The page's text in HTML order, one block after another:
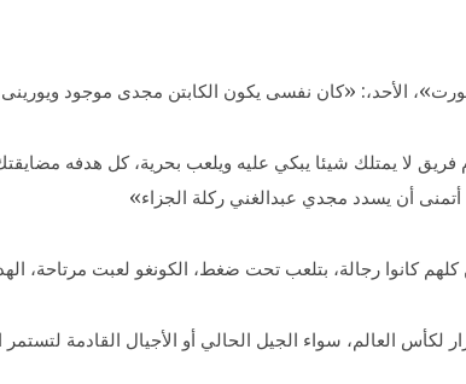
الأحد،: «كان نفسى يكون الكابتن مجدى موجود
لا يمتلك شيئا يبكي عليه ويلعب بحرية، كل هدفه
أن يسدد مجدي عبدالغني ركلة الجزاء»
كانوا رجالة، بتلعب تحت ضغط، الكونغو لعبت مرتاحة،
لكأس العالم، سواء الجيل الحالي أو الأجيال القادمة